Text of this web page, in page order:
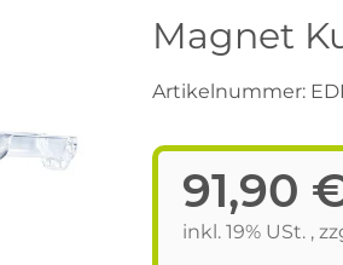
Magnet
Artikelnummer:
91,90
inkl. 19% USt. ,